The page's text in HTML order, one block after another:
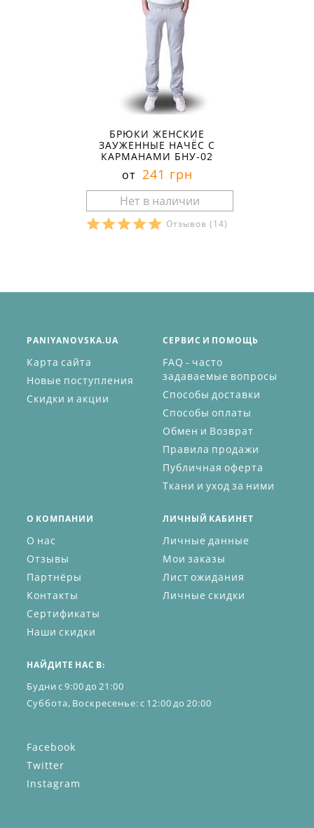
БРЮКИ ЖЕНСКИЕ
ЗАУЖЕННЫЕ НАЧЁС С
КАРМАНАМИ БНУ-02
от 241 грн
Отзывов (14)
PANIYANOVSKA.UA
Карта сайта
Новые поступления
Скидки и акции
СЕРВИС И ПОМОЩЬ
FAQ - часто
задаваемые вопросы
Способы доставки
Способы оплаты
Обмен и Возврат
Правила продажи
Публичная оферта
Ткани и уход за ними
О КОМПАНИИ
О нас
Отзывы
Партнёры
Контакты
Сертификаты
Наши скидки
ЛИЧНЫЙ КАБИНЕТ
Личные данные
Мои заказы
Лист ожидания
Личные скидки
НАЙДИТЕ НАС В:
Будни с 9:00 до 21:00
Суббота, Воскресенье: с 12:00 до 20:00
Facebook
Twitter
Instagram